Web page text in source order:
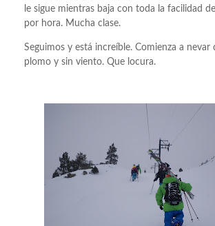
le sigue mientras baja con toda la facilidad
por hora. Mucha clase.
Seguimos y está increíble. Comienza a nevar
plomo y sin viento. Que locura.